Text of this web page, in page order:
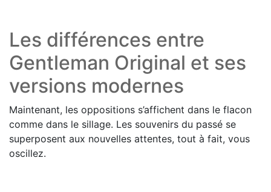
Les différences entre
Gentleman Original et ses
versions modernes
Maintenant, les oppositions s’affichent dans le flacon
comme dans le sillage. Les souvenirs du passé se
superposent aux nouvelles attentes, tout à fait, vous
oscillez.